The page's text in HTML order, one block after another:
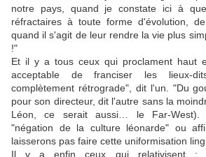
notre pays, quand je constate ici à
réfractaires à toute forme d'évolution,
quand il s'agit de leur rendre la vie plus
!"
Et il y a tous ceux qui proclament haut
acceptable de franciser les lieux-
complètement rétrograde", dit l'un. "Du
pour son directeur, dit l'autre sans la
Léon, ce serait aussi… le Far-West).
"négation de la culture léonarde" ou
laisserons pas faire cette uniformisation
Il y a enfin ceux qui relativisent :